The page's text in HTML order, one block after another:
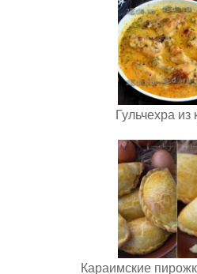
Гульчехра из
Караимские